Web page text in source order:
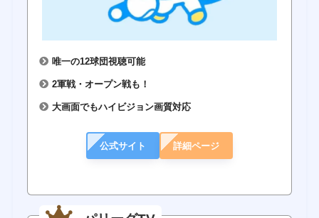
唯一の12球団視聴可能
2軍戦・オープン戦も！
大画面でもハイビジョン画質対応
公式サイト 詳細ページ